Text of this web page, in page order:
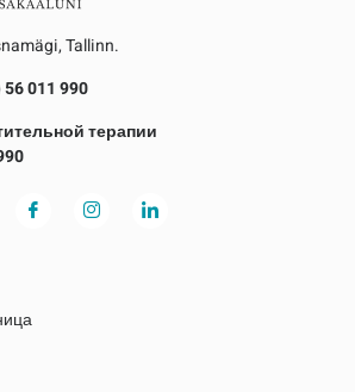
Tallinn.
011 990
терапии